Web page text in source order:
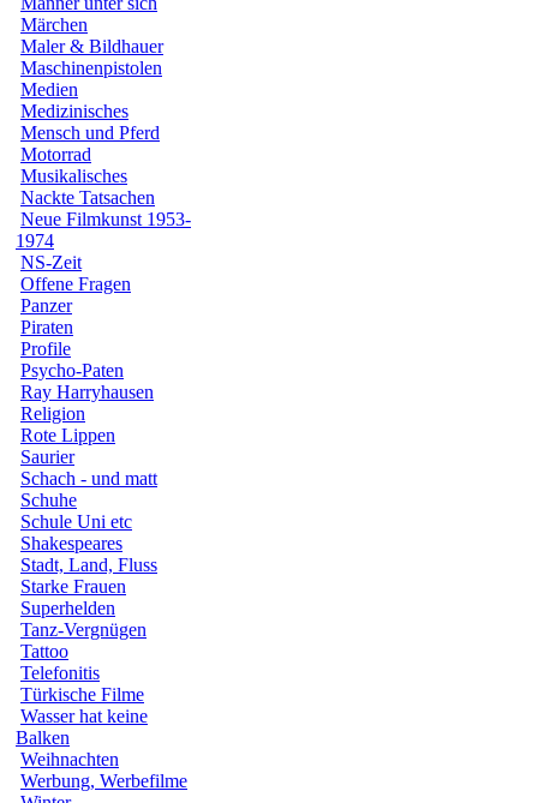
Märchen
Maler & Bildhauer
Maschinenpistolen
Medien
Medizinisches
Mensch und Pferd
Motorrad
Musikalisches
Nackte Tatsachen
Neue Filmkunst 1953-
1974
NS-Zeit
Offene Fragen
Panzer
Piraten
Profile
Psycho-Paten
Ray Harryhausen
Religion
Rote Lippen
Saurier
Schach - und matt
Schuhe
Schule Uni etc
Shakespeares
Stadt, Land, Fluss
Starke Frauen
Superhelden
Tanz-Vergnügen
Tattoo
Telefonitis
Türkische Filme
Wasser hat keine
Balken
Weihnachten
Werbung, Werbefilme